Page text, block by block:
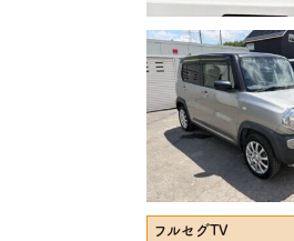
フルセグTV